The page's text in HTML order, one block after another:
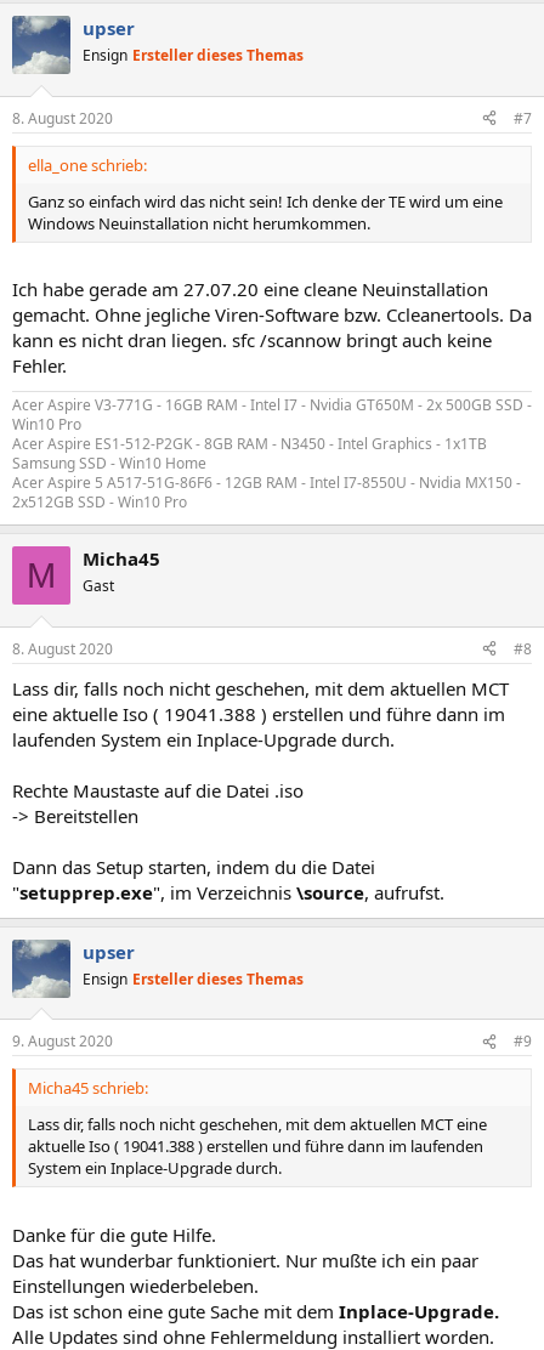
upser
Ensign Ersteller dieses Themas
8. August 2020 #7
ella_one schrieb:
Ganz so einfach wird das nicht sein! Ich denke der TE wird um eine
Windows Neuinstallation nicht herumkommen.
Ich habe gerade am 27.07.20 eine cleane Neuinstallation
gemacht. Ohne jegliche Viren-Software bzw. Ccleanertools. Da
kann es nicht dran liegen. sfc /scannow bringt auch keine
Fehler.
Acer Aspire V3-771G - 16GB RAM - Intel I7 - Nvidia GT650M - 2x 500GB SSD -
Win10 Pro
Acer Aspire ES1-512-P2GK - 8GB RAM - N3450 - Intel Graphics - 1x1TB
Samsung SSD - Win10 Home
Acer Aspire 5 A517-51G-86F6 - 12GB RAM - Intel I7-8550U - Nvidia MX150 -
2x512GB SSD - Win10 Pro
M Micha45
Gast
8. August 2020 #8
Lass dir, falls noch nicht geschehen, mit dem aktuellen MCT
eine aktuelle Iso ( 19041.388 ) erstellen und führe dann im
laufenden System ein Inplace-Upgrade durch.
Rechte Maustaste auf die Datei .iso
-> Bereitstellen
Dann das Setup starten, indem du die Datei
"setupprep.exe", im Verzeichnis \source, aufrufst.
upser
Ensign Ersteller dieses Themas
9. August 2020 #9
Micha45 schrieb:
Lass dir, falls noch nicht geschehen, mit dem aktuellen MCT eine
aktuelle Iso ( 19041.388 ) erstellen und führe dann im laufenden
System ein Inplace-Upgrade durch.
Danke für die gute Hilfe.
Das hat wunderbar funktioniert. Nur mußte ich ein paar
Einstellungen wiederbeleben.
Das ist schon eine gute Sache mit dem Inplace-Upgrade.
Alle Updates sind ohne Fehlermeldung installiert worden.